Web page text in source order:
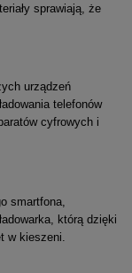
sprawiają, że
urządzeń
telefonów
cyfrowych i
smartfona,
którą dzięki
w kieszeni.